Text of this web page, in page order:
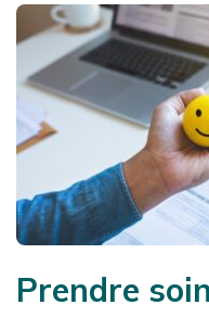
Prendre